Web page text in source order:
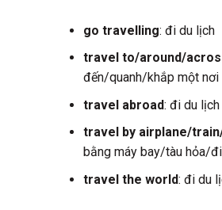
go travelling: đi du lịch
travel to/around/
đến/quanh/khắp một nơi
travel abroad: đi du
travel by airplane/
bằng máy bay/tàu hỏa/
travel the world: đi du